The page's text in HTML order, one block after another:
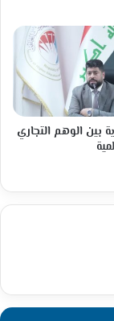
بين الوهم التجاري